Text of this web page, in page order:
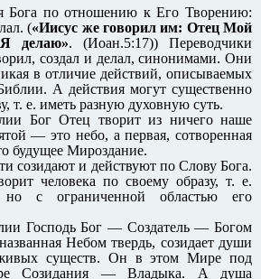
Бога по отношению к Его Творению:
(«Иисус же говорил им: Отец Мой
делаю». (Иоан.5:17)) Переводчики
создал и делал, синонимами. Они
в отличие действий, описываемых
А действия могут существенно
т. е. иметь разную духовную суть.
Бог Отец творит из ничего наше
— это небо, а первая, сотворенная
будущее Мироздание.
созидают и действуют по Слову Бога.
человека по своему образу, т. е.
но с ограниченной областью его
Господь Бог — Создатель — Богом
Небом твердь, созидает души
существ. Он в этом Мире под
Созидания — Владыка. А душа